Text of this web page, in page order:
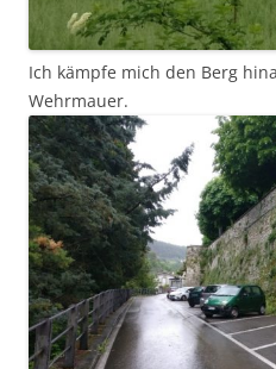
Ich kämpfe mich den Berg
Wehrmauer.